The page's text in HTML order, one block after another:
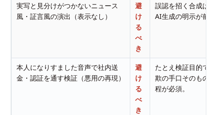
実写と見分けがつかないニュース
風・証言風の演出（表示なし）
避
け
る
べ
き
誤認を招く合成は
AI生成の明示が前
本人になりすました音声で社内送
金・認証を通す検証（悪用の再現）
避
け
る
べ
き
たとえ検証目的で
欺の手口そのもの
程が必須。